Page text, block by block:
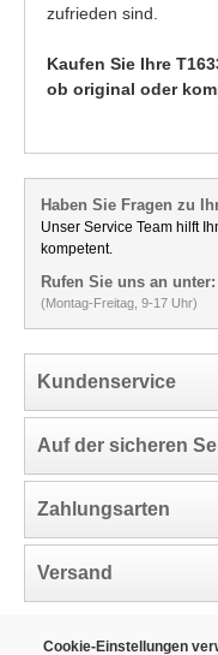
zufrieden sind.
Kaufen Sie Ihre
ob original oder
Haben Sie Fragen zu
Unser Service Team hilft
kompetent.
Rufen Sie uns an unter:
(Montag-Freitag, 9-17 Uhr)
Kundenservice
Auf der sicheren
Zahlungsarten
Versand
Cookie-Einstellungen